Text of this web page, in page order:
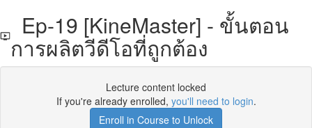
Ep-19 [KineMaster] - ขั้นตอน
การผลิตวีดีโอที่ถูกต้อง
Lecture content locked
If you're already enrolled, you'll need to login.
Enroll in Course to Unlock